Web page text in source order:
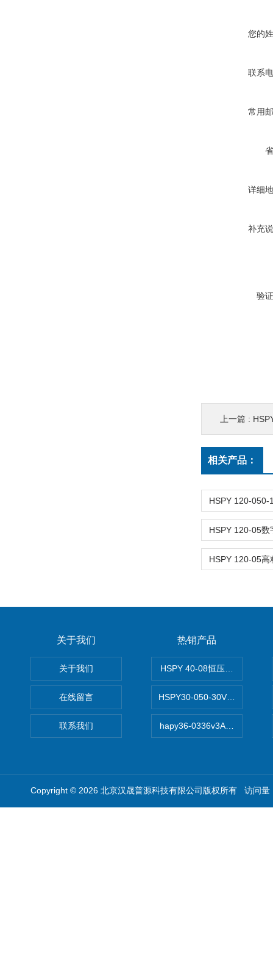
您的
联系
常用
详细
补充
验
上一篇 :
相关产品：
关于我们
关于我们
在线留言
联系我们
热销产品
HSPY 40-08恒压恒流恒功率
HSPY30-050-30V/-05A可调
hapy36-0336v3A高精度小型
Copyright © 2026 北京汉晟普源科技有限公司版权所有 访问量